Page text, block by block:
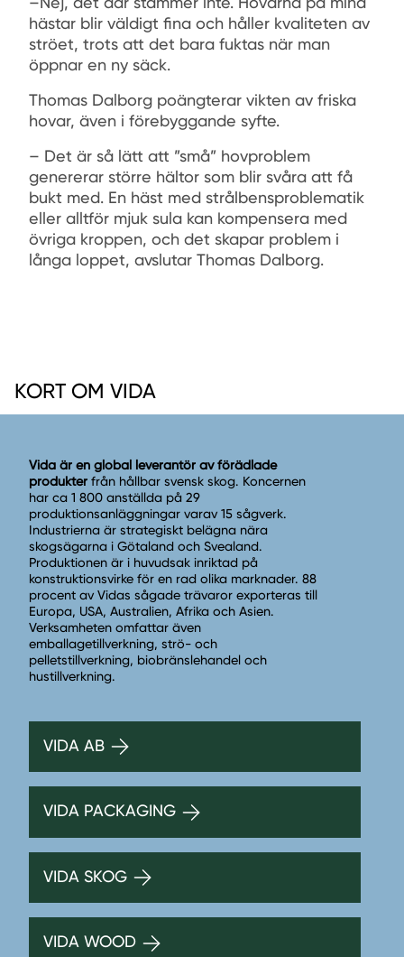
hästar blir väldigt ﬁna och håller kvaliteten av
ströet, trots att det bara fuktas när man
öppnar en ny säck.
Thomas Dalborg poängterar vikten av friska
hovar, även i förebyggande syfte.
– Det är så lätt att ”små” hovproblem
genererar större hältor som blir svåra att få
bukt med. En häst med strålbensproblematik
eller alltför mjuk sula kan kompensera med
övriga kroppen, och det skapar problem i
långa loppet, avslutar Thomas Dalborg.
KORT OM VIDA
Vida är en global leverantör av förädlade
produkter från hållbar svensk skog. Koncernen
har ca 1 800 anställda på 29
produktionsanläggningar varav 15 sågverk.
Industrierna är strategiskt belägna nära
skogsägarna i Götaland och Svealand.
Produktionen är i huvudsak inriktad på
konstruktionsvirke för en rad olika marknader. 88
procent av Vidas sågade trävaror exporteras till
Europa, USA, Australien, Afrika och Asien.
Verksamheten omfattar även
emballagetillverkning, strö- och
pelletstillverkning, biobränslehandel och
hustillverkning.
VIDA AB
VIDA PACKAGING
VIDA SKOG
VIDA WOOD